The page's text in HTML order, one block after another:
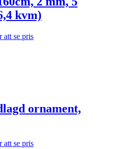
kvm)
att se pris
ornament,
att se pris